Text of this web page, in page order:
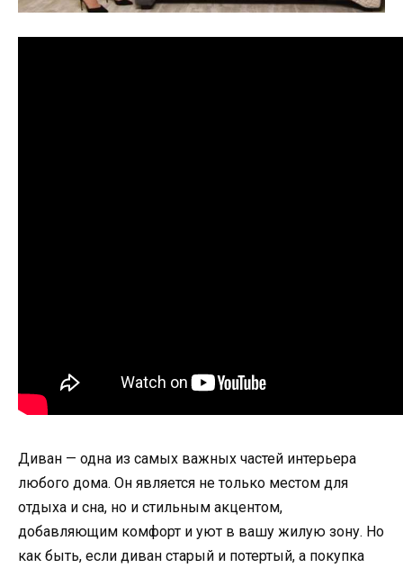
Диван — одна из самых важных частей интерьера
любого дома. Он является не только местом для
отдыха и сна, но и стильным акцентом,
добавляющим комфорт и уют в вашу жилую зону. Но
как быть, если диван старый и потертый, а покупка